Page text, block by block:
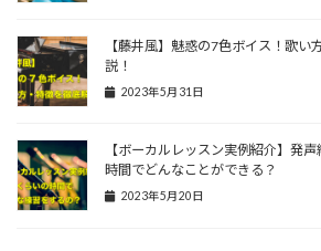
【藤井風】魅惑の7色ボイス！歌い
説！
2023年5月31日
【ボーカルレッスン実例紹介】発
時間でどんなことができる？
2023年5月20日